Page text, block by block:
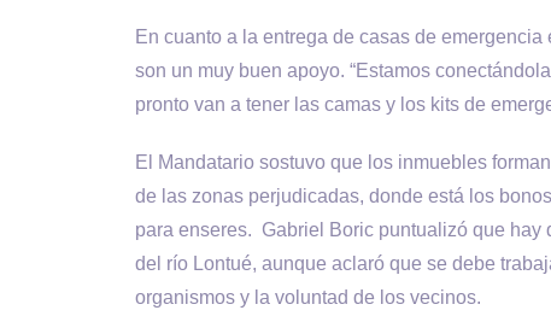
En cuanto a la entrega de casas de
son un muy buen apoyo. “Estamos
pronto van a tener las camas y los kits de
El Mandatario sostuvo que los inmuebles
de las zonas perjudicadas, donde está los
para enseres. Gabriel Boric puntualizó que
del río Lontué, aunque aclaró que se debe
organismos y la voluntad de los vecinos.